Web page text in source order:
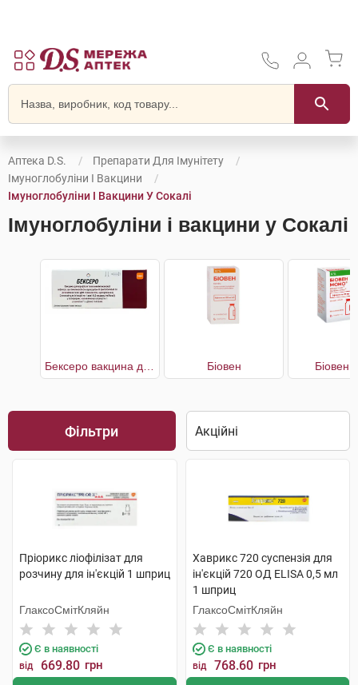
Аптека D.S.
Препарати Для Імунітету
Імуноглобуліни І Вакцини
Імуноглобуліни І Вакцини У Сокалі
Імуноглобуліни і вакцини у Сокалі
Біовен Біовен
Фільтри
Пріорикс ліофілізат для
розчину для ін'єкцій 1 шприц
ГлаксоСмітКляйн
Є в наявності
від 669.80 грн
Хаврикс 720 суспензія для
ін'єкцій 720 ОД ELISA 0,5 мл
1 шприц
ГлаксоСмітКляйн
Є в наявності
від 768.60 грн